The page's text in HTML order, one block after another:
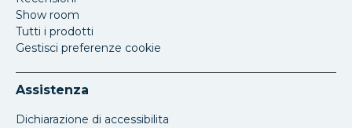
Show room
Tutti i prodotti
Gestisci preferenze cookie
Assistenza
Dichiarazione di accessibilita